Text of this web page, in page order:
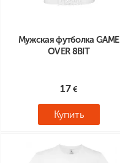
Мужская футболка GAME
OVER 8BIT
17
Купить